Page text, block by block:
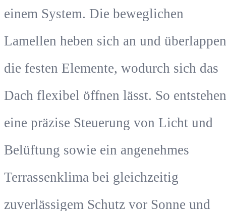
einem System. Die beweglichen
Lamellen heben sich an und überlappen
die festen Elemente, wodurch sich das
Dach flexibel öffnen lässt. So entstehen
eine präzise Steuerung von Licht und
Belüftung sowie ein angenehmes
Terrassenklima bei gleichzeitig
zuverlässigem Schutz vor Sonne und